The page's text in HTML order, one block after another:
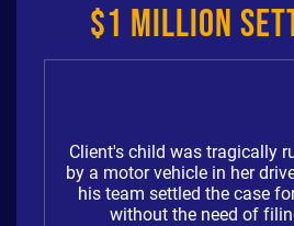
$1 Million
Client's child was tragically
by a motor vehicle in her
his team settled the case
without the need of